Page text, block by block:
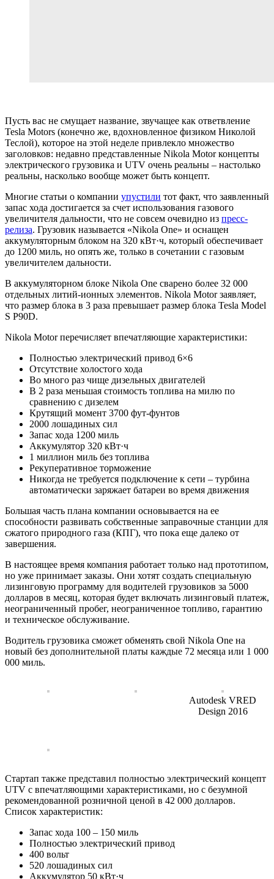
Пусть вас не смущает название, звучащее как ответвление
Tesla Motors (конечно же, вдохновленное физиком Николой
Теслой), которое на этой неделе привлекло множество
заголовков: недавно представленные Nikola Motor концепты
электрического грузовика и UTV очень реальны – настолько
реальны, насколько вообще может быть концепт.
Многие статьи о компании упустили тот факт, что заявленный
запас хода достигается за счет использования газового
увеличителя дальности, что не совсем очевидно из пресс-
релиза. Грузовик называется «Nikola One» и оснащен
аккумуляторным блоком на 320 кВт·ч, который обеспечивает
до 1200 миль, но опять же, только в сочетании с газовым
увеличителем дальности.
В аккумуляторном блоке Nikola One сварено более 32 000
отдельных литий-ионных элементов. Nikola Motor заявляет,
что размер блока в 3 раза превышает размер блока Tesla Model
S P90D.
Nikola Motor перечисляет впечатляющие характеристики:
Полностью электрический привод 6×6
Отсутствие холостого хода
Во много раз чище дизельных двигателей
В 2 раза меньшая стоимость топлива на милю по
сравнению с дизелем
Крутящий момент 3700 фут-фунтов
2000 лошадиных сил
Запас хода 1200 миль
Аккумулятор 320 кВт·ч
1 миллион миль без топлива
Рекуперативное торможение
Никогда не требуется подключение к сети – турбина
автоматически заряжает батареи во время движения
Большая часть плана компании основывается на ее
способности развивать собственные заправочные станции для
сжатого природного газа (КПГ), что пока еще далеко от
завершения.
В настоящее время компания работает только над прототипом,
но уже принимает заказы. Они хотят создать специальную
лизинговую программу для водителей грузовиков за 5000
долларов в месяц, которая будет включать лизинговый платеж,
неограниченный пробег, неограниченное топливо, гарантию
и техническое обслуживание.
Водитель грузовика сможет обменять свой Nikola One на
новый без дополнительной платы каждые 72 месяца или 1 000
000 миль.
Autodesk VRED
Design 2016
Стартап также представил полностью электрический концепт
UTV с впечатляющими характеристиками, но с безумной
рекомендованной розничной ценой в 42 000 долларов.
Список характеристик:
Запас хода 100 – 150 миль
Полностью электрический привод
400 вольт
520 лошадиных сил
Аккумулятор 50 кВт·ч